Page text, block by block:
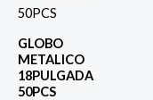
GLOBO
METALICO
18PULGADA
50PCS